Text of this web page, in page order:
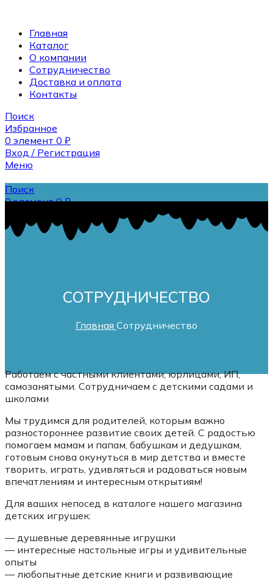
Главная
Каталог
О компании
Сотрудничество
Доставка и оплата
Контакты
Поиск
Избранное
0 элемент 0 ₽
Вход / Регистрация
Меню
Поиск
0элемент 0₽
СОТРУДНИЧЕСТВО
Главная Сотрудничество
Работаем с частными клиентами, юрлицами, ИП,
самозанятыми. Сотрудничаем с детскими садами и
школами
Мы трудимся для родителей, которым важно
разностороннее развитие своих детей. С радостью
помогаем мамам и папам, бабушкам и дедушкам,
готовым снова окунуться в мир детства и вместе
творить, играть, удивляться и радоваться новым
впечатлениям и интересным открытиям!
Для ваших непосед в каталоге нашего магазина
детских игрушек:
— душевные деревянные игрушки
— интересные настольные игры и удивительные
опыты
— любопытные детские книги и развивающие